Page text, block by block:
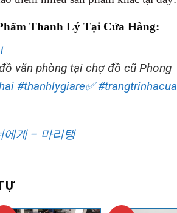
Thanh Lý Tại Cửa Hàng:
văn phòng tại chợ đồ cũ Phong
#thanhlygiare✅ #trangtrinhacua
게 – 마리탱